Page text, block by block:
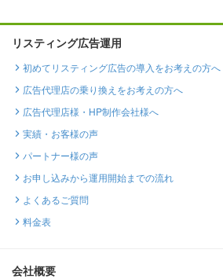
リスティング広告運用
初めてリスティング広告の導入をお考えの方へ
広告代理店の乗り換えをお考えの方へ
広告代理店様・HP制作会社様へ
実績・お客様の声
パートナー様の声
お申し込みから運用開始までの流れ
よくあるご質問
料金表
会社概要